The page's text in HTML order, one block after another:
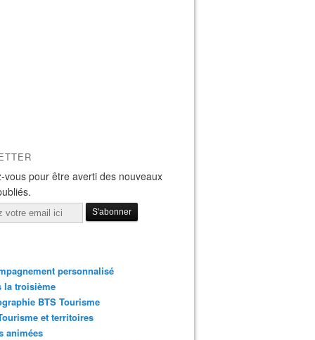
vous pour être averti des nouveaux
personnalisé
la troisième
BTS Tourisme
et territoires
animées